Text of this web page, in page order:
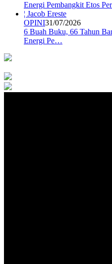
OPINI31/07/2026
6 Buah Buku, 66 Tahun
Energi Pe…